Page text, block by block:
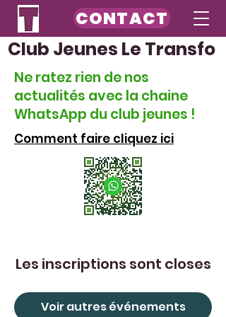
CONTACT
Club Jeunes Le Transfo
Ne ratez rien de nos
actualités avec la chaine
WhatsApp du club jeunes !
Comment faire cliquez ici
Les inscriptions sont closes
Voir autres événements